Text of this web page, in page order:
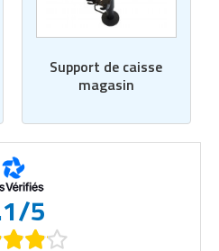
Support de caisse
magasin
5